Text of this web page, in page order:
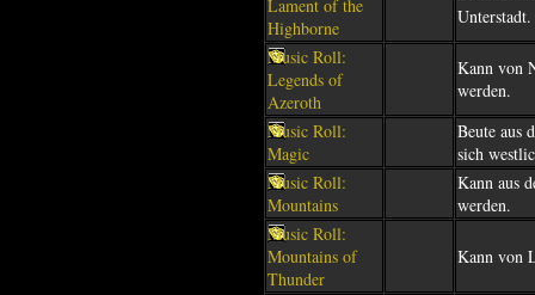
Lament of the
Highborne
Unterstadt.
Music Roll:
Legends of
Azeroth
Kann von
werden.
Music Roll:
Magic
Beute aus
sich
Music Roll:
Mountains
Kann aus
werden.
Music Roll:
Mountains of
Thunder
Kann von